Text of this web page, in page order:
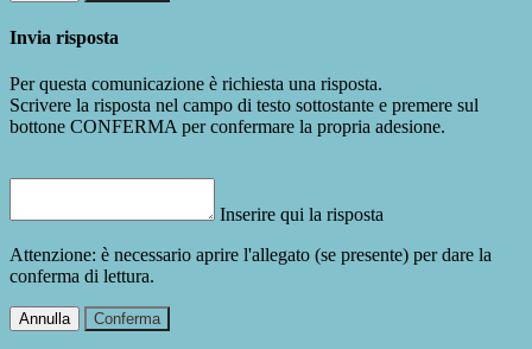
Invia risposta
Per questa comunicazione è richiesta una risposta.
Scrivere la risposta nel campo di testo sottostante e premere sul
bottone CONFERMA per confermare la propria adesione.
Inserire qui la risposta
Attenzione: è necessario aprire l'allegato (se presente) per dare la
conferma di lettura.
Annulla Conferma